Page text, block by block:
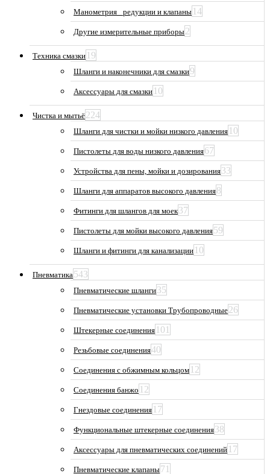
Манометрия_ редукции и клапаны 14
Другие измерительные приборы2
Техника смазки 19
Шланги и наконечники для смазки9
Аксессуары для смазки 10
Чистка и мытьё224
Шланги для чистки и мойки низкого давления 10
Пистолеты для воды низкого давления67
Устройства для пены, мойки и дозирования33
Шланги для аппаратов высокого давления8
Фитинги для шлангов для моек37
Пистолеты для мойки высокого давления59
Шланги и фитинги для канализации 10
Пневматика543
Пневматические шланги35
Пневматические установки Трубопроводные26
Штекерные соединения 101
Резьбовые соединения40
Соединения с обжимным кольцом 12
Соединения банжо 12
Гнездовые соединения 17
Функциональные штекерные соединения38
Аксессуары для пневматических соединений 17
Пневматические клапаны71